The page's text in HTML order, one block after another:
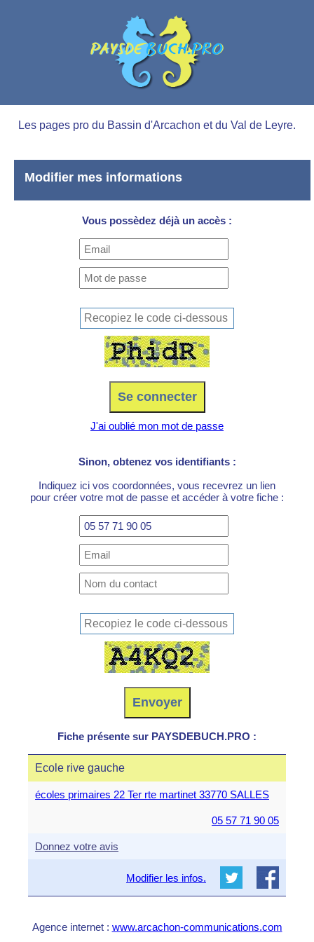
Les pages pro du Bassin d'Arcachon et du Val de Leyre.
Modifier mes informations
Vous possèdez déjà un accès :
J'ai oublié mon mot de passe
Sinon, obtenez vos identifiants :
Indiquez ici vos coordonnées, vous recevrez un lien
pour créer votre mot de passe et accéder à votre fiche :
Fiche présente sur PAYSDEBUCH.PRO :
Ecole rive gauche
écoles primaires 22 Ter rte martinet 33770 SALLES
05 57 71 90 05
Donnez votre avis
Modifier les infos.
Agence internet : www.arcachon-communications.com